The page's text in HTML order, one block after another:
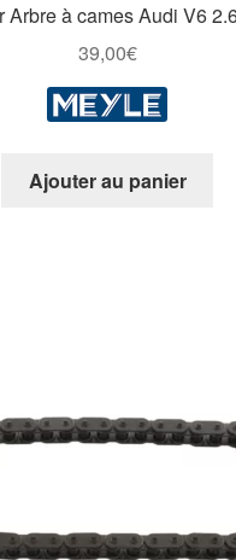
Arbre à cames Audi V6
39,00€
Ajouter au panier